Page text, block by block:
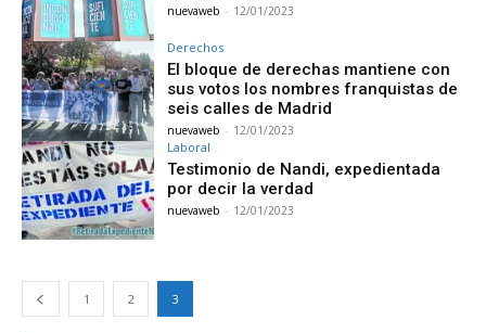
nuevaweb - 12/01/2023
Derechos
El bloque de derechas mantiene con
sus votos los nombres franquistas de
seis calles de Madrid
nuevaweb - 12/01/2023
Laboral
Testimonio de Nandi, expedientada
por decir la verdad
nuevaweb - 12/01/2023
1 2 3